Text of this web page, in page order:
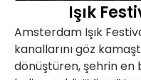
Işık
Amsterdam Işık
kanallarını göz
dönüştüren, şehrin en